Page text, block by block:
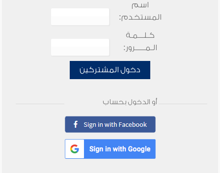
اسم
المستخدم:
كـلـــمـة
الـمـــــرور:
دخول المشتركين
أو الدخول بحساب